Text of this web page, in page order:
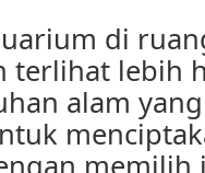
di
terlihat lebih
alam
memilih